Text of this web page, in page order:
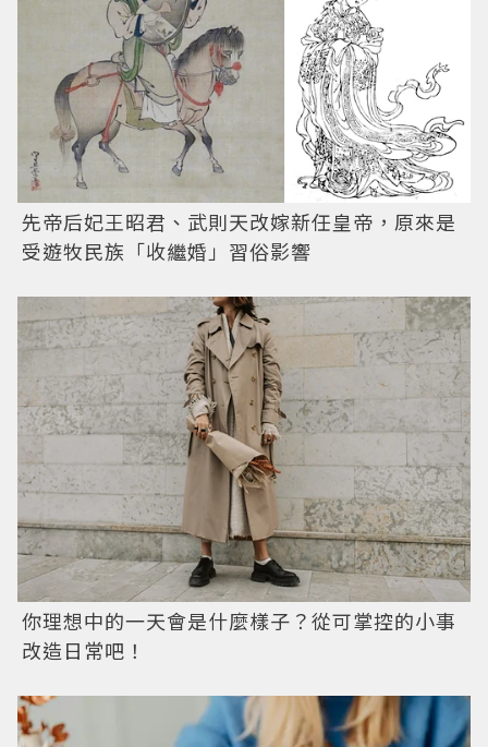
先帝后妃王昭君、武則天改嫁新任皇帝，原來是
受遊牧民族「收繼婚」習俗影響
你理想中的一天會是什麼樣子？從可掌控的小事
改造日常吧！